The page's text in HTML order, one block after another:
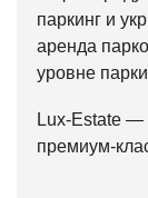
паркинг и
аренда
уровне
Lux-Estate —
премиум-